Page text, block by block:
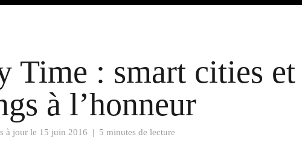
Time : smart cities et
à l’honneur
à jour le 15 juin 2016 | 5 minutes de lecture